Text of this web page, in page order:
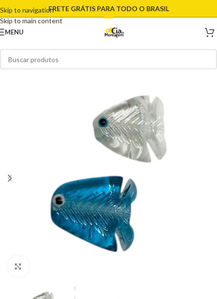
Skip to navigation
Skip to main content
FRETE GRÁTIS PARA TODO O BRASIL
MENU